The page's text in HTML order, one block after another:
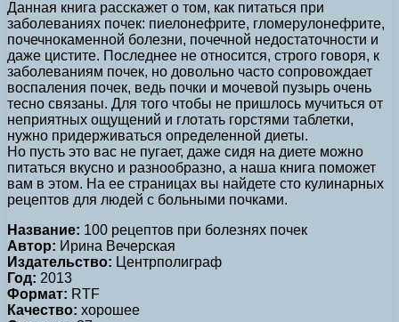
Данная книга расскажет о том, как питаться при
заболеваниях почек: пиелонефрите, гломерулонефрите,
почечнокаменной болезни, почечной недостаточности и
даже цистите. Последнее не относится, строго говоря, к
заболеваниям почек, но довольно часто сопровождает
воспаления почек, ведь почки и мочевой пузырь очень
тесно связаны. Для того чтобы не пришлось мучиться от
неприятных ощущений и глотать горстями таблетки,
нужно придерживаться определенной диеты.
Но пусть это вас не пугает, даже сидя на диете можно
питаться вкусно и разнообразно, а наша книга поможет
вам в этом. На ее страницах вы найдете сто кулинарных
рецептов для людей с больными почками.
Название: 100 рецептов при болезнях почек
Автор: Ирина Вечерская
Издательство: Центрполиграф
Год: 2013
Формат: RTF
Качество: хорошее